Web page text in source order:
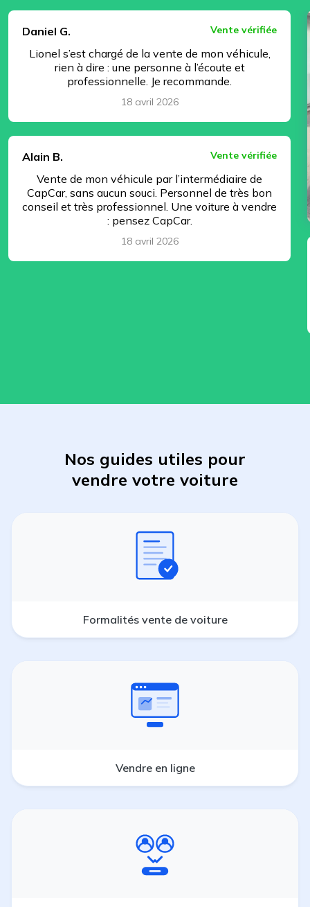
Daniel G.
Vente vérifiée
Lionel s’est chargé de la vente de mon véhicule,
rien à dire : une personne à l’écoute et
professionnelle. Je recommande.
18 avril 2026
Alain B. Vente vérifiée
Vente de mon véhicule par l’intermédiaire de
CapCar, sans aucun souci. Personnel de très bon
conseil et très professionnel. Une voiture à vendre
: pensez CapCar.
18 avril 2026
Nos guides utiles pour
vendre votre voiture
Formalités vente de voiture
Vendre en ligne